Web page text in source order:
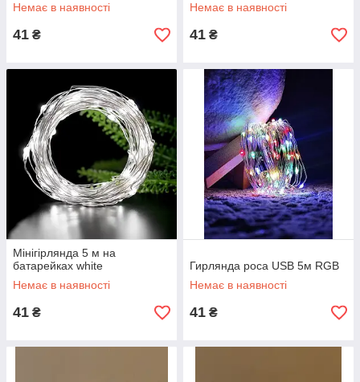
Немає в наявності
41 ₴
Немає в наявності
41 ₴
Мінігірлянда 5 м на
батарейках white
Немає в наявності
41 ₴
Гирлянда роса USB 5м RGB
Немає в наявності
41 ₴